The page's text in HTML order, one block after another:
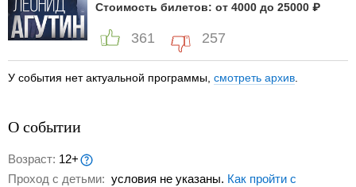
Стоимость билетов: от 4000 до 25000 ₽
361 257
У события нет актуальной программы, смотреть архив
О событии
Возраст: 12+
Проход с детьми: условия не указаны. Как пройти с